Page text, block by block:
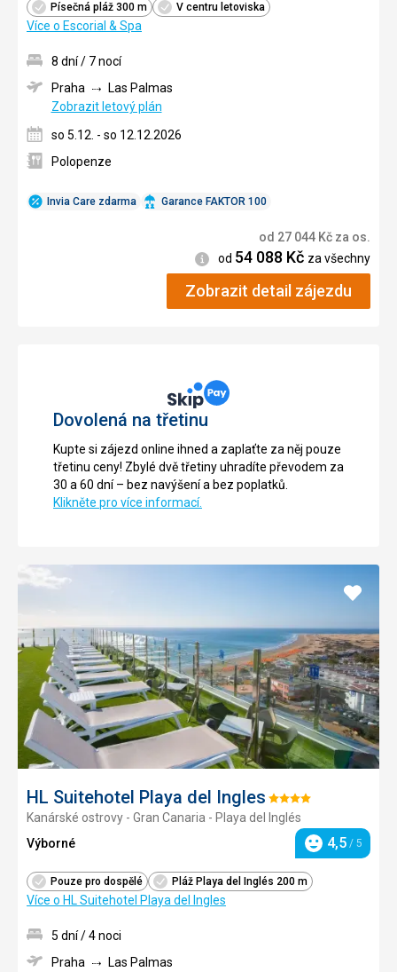
Písečná pláž 300 m V centru letoviska
Více o Escorial & Spa
Invia Care zdarma Garance FAKTOR 100
8 dní / 7 nocí
Praha
Las Palmas
Zobrazit letový plán
so 5.12. - so 12.12.2026
Polopenze
od 27 044 Kč za os.
Informace
od 54 088 Kč za všechny
Zobrazit detail zájezdu
Dovolená na třetinu
Kupte si zájezd online ihned a zaplaťte za něj pouze
třetinu ceny! Zbylé dvě třetiny uhradíte převodem za
30 a 60 dní – bez navýšení a bez poplatků.
Klikněte pro více informací.
HL Suitehotel Playa del Ingles Hodnocení:
4/5
Kanárské ostrovy - Gran Canaria - Playa del Inglés
Výborné
Hodnocení
4,5 / 5
Pouze pro dospělé Pláž Playa del Inglés 200 m
Více o HL Suitehotel Playa del Ingles
Přidat
5 dní / 4 noci
Praha
Las Palmas